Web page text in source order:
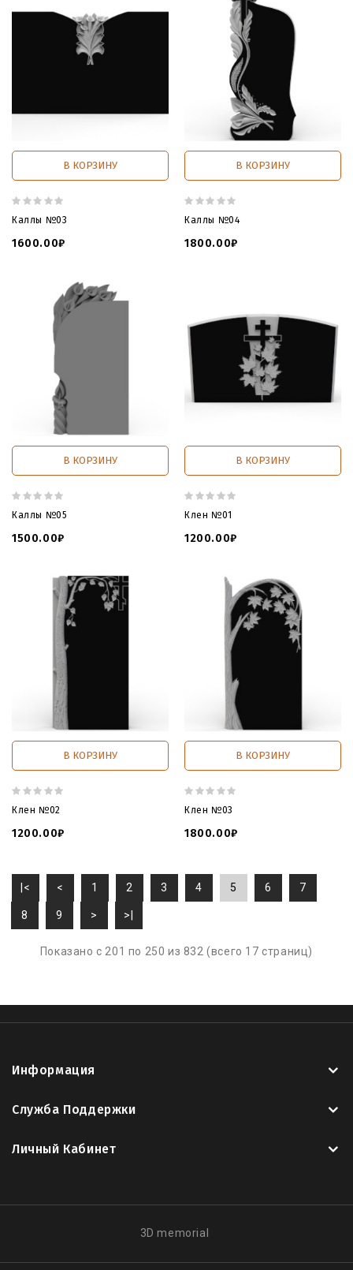
В КОРЗИНУ
Каллы №03
1600.00₽
В КОРЗИНУ
Каллы №04
1800.00₽
В КОРЗИНУ
Каллы №05
1500.00₽
В КОРЗИНУ
Клен №01
1200.00₽
В КОРЗИНУ
Клен №02
1200.00₽
В КОРЗИНУ
Клен №03
1800.00₽
|< < 1 2 3 4 5 6 7
8 9 > >|
Показано с 201 по 250 из 832 (всего 17 страниц)
Информация
Служба Поддержки
Личный Кабинет
3D memorial